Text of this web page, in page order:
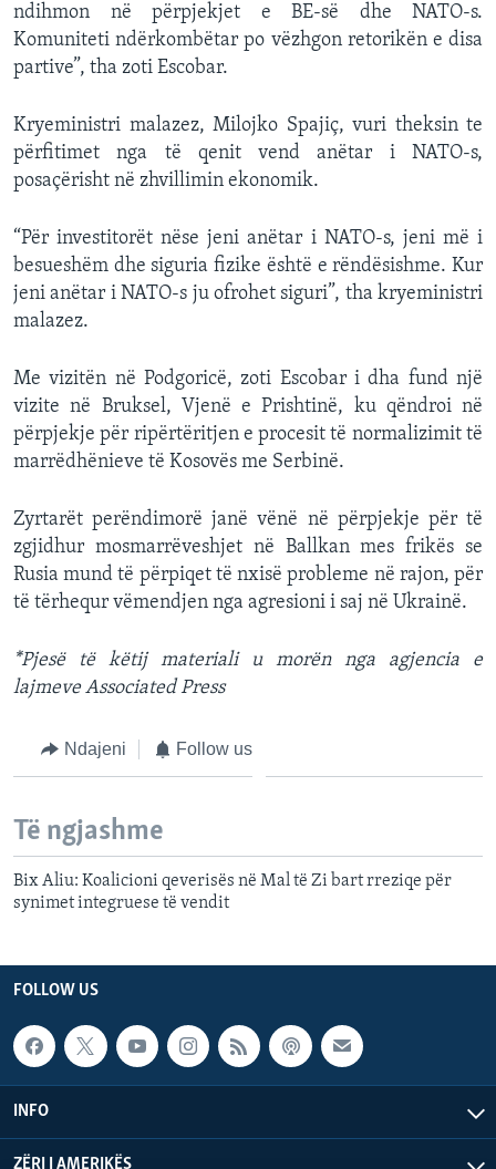
ndihmon në përpjekjet e BE-së dhe NATO-s.
Komuniteti ndërkombëtar po vëzhgon retorikën e disa
partive”, tha zoti Escobar.
Kryeministri malazez, Milojko Spajiç, vuri theksin te
përfitimet nga të qenit vend anëtar i NATO-s,
posaçërisht në zhvillimin ekonomik.
“Për investitorët nëse jeni anëtar i NATO-s, jeni më i
besueshëm dhe siguria fizike është e rëndësishme. Kur
jeni anëtar i NATO-s ju ofrohet siguri”, tha kryeministri
malazez.
Me vizitën në Podgoricë, zoti Escobar i dha fund një
vizite në Bruksel, Vjenë e Prishtinë, ku qëndroi në
përpjekje për ripërtëritjen e procesit të normalizimit të
marrëdhënieve të Kosovës me Serbinë.
Zyrtarët perëndimorë janë vënë në përpjekje për të
zgjidhur mosmarrëveshjet në Ballkan mes frikës se
Rusia mund të përpiqet të nxisë probleme në rajon, për
të tërhequr vëmendjen nga agresioni i saj në Ukrainë.
*Pjesë të këtij materiali u morën nga agjencia e
lajmeve Associated Press
Ndajeni Follow us
Të ngjashme
Bix Aliu: Koalicioni qeverisës në Mal të Zi bart rreziqe për
synimet integruese të vendit
FOLLOW US
INFO
ZËRI I AMERIKËS